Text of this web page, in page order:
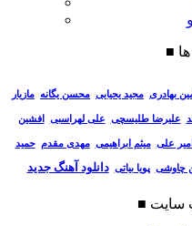
■
بهادری مجید یحیایی محسن یگانه مازیار
علیرضا طلیسچی علی لهراسبی افشین
علی میثم ابراهیمی مهدی مقدم حمید
چاوشی پویا بیاتی دانلود آهنگ جدید
■ سایت